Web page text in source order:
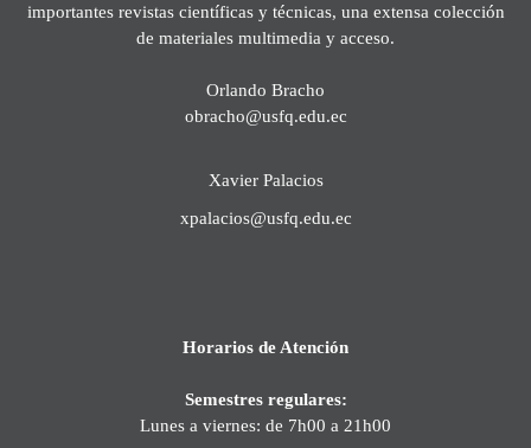
importantes revistas científicas y técnicas, una extensa colección
de materiales multimedia y acceso.
Orlando Bracho
obracho@usfq.edu.ec
Xavier Palacios
xpalacios@usfq.edu.ec
Horarios de Atención
Semestres regulares:
Lunes a viernes: de 7h00 a 21h00